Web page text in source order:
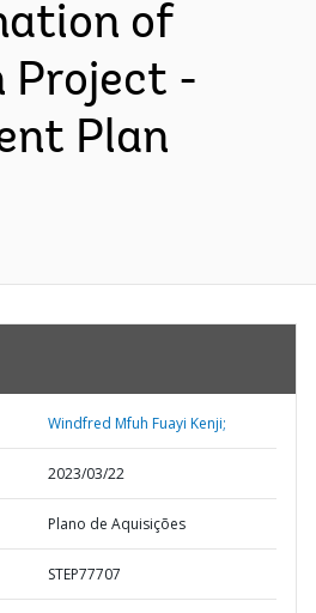
of
Project -
Plan
Windfred Mfuh Fuayi Kenji;
2023/03/22
Plano de Aquisições
STEP77707